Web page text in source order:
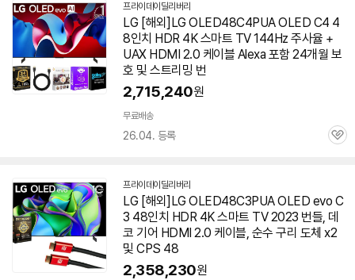
프라이데이딜리버리네
이
버
페
이
LG [해외]LG OLED48C4PUA OLED C4 4
8인치 HDR 4K 스마트 TV 144Hz 주사율 +
UAX HDMI 2.0 케이블 Alexa 포함 24개월 보
호 및 스트리밍 번
2,715,240원
무료배송
26.04. 등록
관
프라이데이딜리버리네
이
버
페
LG [해외]LG OLED48C3PUA OLED evo C
3 48인치 HDR 4K 스마트 TV 2023 번들, 데
코 기어 HDMI 2.0 케이블, 순수 구리 도체 x2
및 CPS 48
2,358,230원